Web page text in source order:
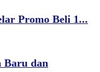
Promo Beli 1...
Baru dan